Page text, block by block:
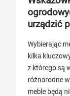
urządzić
Wybierając
kilka
z którego są
różnorodne
meble będą